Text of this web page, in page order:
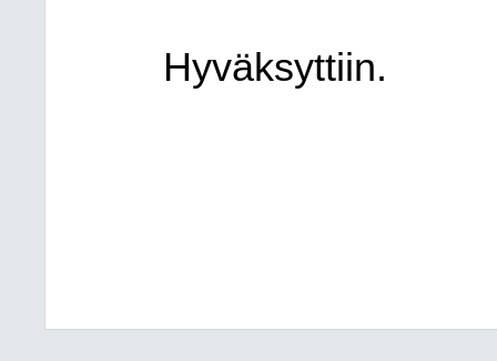
Hyväksyttiin.